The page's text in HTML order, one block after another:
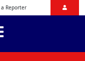
a Reporter